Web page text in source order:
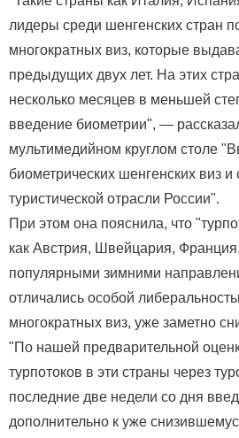
лидеры среди шенгенских стран
многократных виз, которые
предыдущих двух лет. На этих
несколько месяцев в меньшей
введение биометрии", —
мультимедийном круглом столе
биометрических шенгенских виз и
туристической отрасли России".
При этом она пояснила, что
как Австрия, Швейцария,
популярными зимними
отличались особой
многократных виз, уже заметно
"По нашей предварительной
турпотоков в эти страны через
последние две недели со дня
дополнительно к уже